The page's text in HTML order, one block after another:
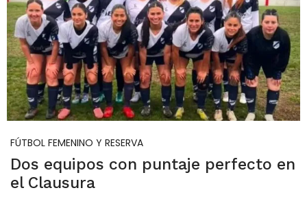
FÚTBOL FEMENINO Y RESERVA
Dos equipos con puntaje perfecto en
el Clausura